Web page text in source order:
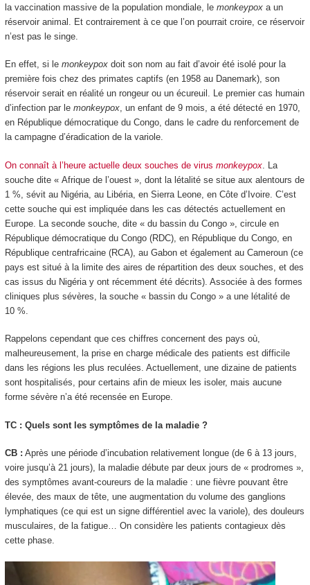
la vaccination massive de la population mondiale, le monkeypoxa un
réservoir animal. Et contrairement à ce que l’on pourrait croire, ce réservoir
n’est pas le singe.
En effet, si le monkeypoxdoit son nom au fait d’avoir été isolé pour la
première fois chez des primates captifs (en 1958 au Danemark), son
réservoir serait en réalité un rongeur ou un écureuil. Le premier cas humain
d’infection par le monkeypox, un enfant de 9 mois, a été détecté en 1970,
en République démocratique du Congo, dans le cadre du renforcement de
la campagne d’éradication de la variole.
On connaît à l’heure actuelle deux souches de virus monkeypox. La
souche dite « Afrique de l’ouest », dont la létalité se situe aux alentours de
1 %, sévit au Nigéria, au Libéria, en Sierra Leone, en Côte d’Ivoire. C’est
cette souche qui est impliquée dans les cas détectés actuellement en
Europe. La seconde souche, dite « du bassin du Congo », circule en
République démocratique du Congo (RDC), en République du Congo, en
République centrafricaine (RCA), au Gabon et également au Cameroun (ce
pays est situé à la limite des aires de répartition des deux souches, et des
cas issus du Nigéria y ont récemment été décrits). Associée à des formes
cliniques plus sévères, la souche « bassin du Congo » a une létalité de
10 %.
Rappelons cependant que ces chiffres concernent des pays où,
malheureusement, la prise en charge médicale des patients est difficile
dans les régions les plus reculées. Actuellement, une dizaine de patients
sont hospitalisés, pour certains afin de mieux les isoler, mais aucune
forme sévère n’a été recensée en Europe.
TC : Quels sont les symptômes de la maladie ?
CB : Après une période d’incubation relativement longue (de 6 à 13 jours,
voire jusqu’à 21 jours), la maladie débute par deux jours de « prodromes »,
des symptômes avant-coureurs de la maladie : une fièvre pouvant être
élevée, des maux de tête, une augmentation du volume des ganglions
lymphatiques (ce qui est un signe différentiel avec la variole), des douleurs
musculaires, de la fatigue… On considère les patients contagieux dès
cette phase.